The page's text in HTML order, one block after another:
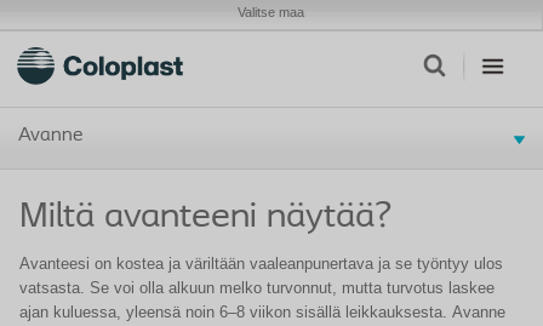
Valitse maa
Avanne
Miltä avanteeni näytää?
Avanteesi on kostea ja väriltään vaaleanpunertava ja se työntyy ulos
vatsasta. Se voi olla alkuun melko turvonnut, mutta turvotus laskee
ajan kuluessa, yleensä noin 6–8 viikon sisällä leikkauksesta. Avanne